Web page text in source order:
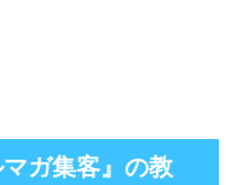
ガ集客』の教